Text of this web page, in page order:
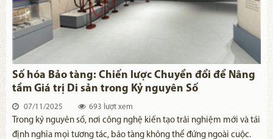
Số hóa Bảo tàng: Chiến lược Chuyển đổi để Nâng
tầm Giá trị Di sản trong Kỷ nguyên Số
07/11/2025 693 lượt xem
Trong kỷ nguyên số, nơi công nghệ kiến tạo trải nghiệm mới và tái
định nghĩa mọi tương tác, bảo tàng không thể đứng ngoài cuộc.